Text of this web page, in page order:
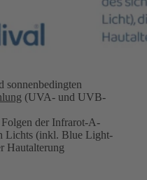
sonnenbedingten
(UVA- und UVB-
der Infrarot-A-
Lichts (inkl. Blue Light-
Hautalterung